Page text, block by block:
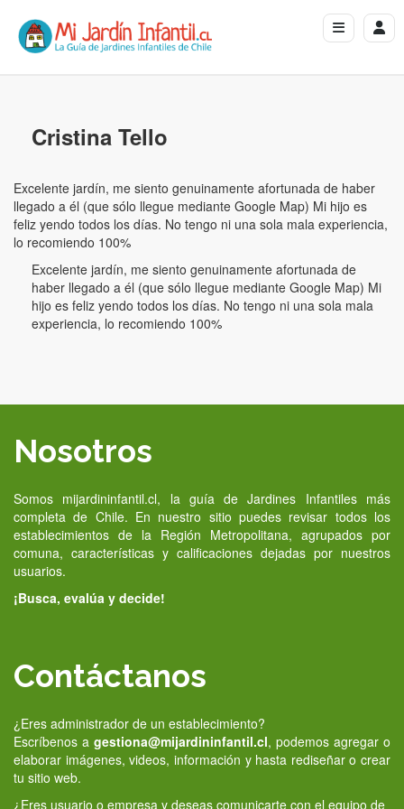
Cristina Tello
Excelente jardín, me siento genuinamente afortunada de haber
llegado a él (que sólo llegue mediante Google Map) Mi hijo es
feliz yendo todos los días. No tengo ni una sola mala experiencia,
lo recomiendo 100%
Excelente jardín, me siento genuinamente afortunada de
haber llegado a él (que sólo llegue mediante Google Map) Mi
hijo es feliz yendo todos los días. No tengo ni una sola mala
experiencia, lo recomiendo 100%
Nosotros
Somos mijardininfantil.cl, la guía de Jardines Infantiles más
completa de Chile. En nuestro sitio puedes revisar todos los
establecimientos de la Región Metropolitana, agrupados por
comuna, características y calificaciones dejadas por nuestros
usuarios.
¡Busca, evalúa y decide!
Contáctanos
¿Eres administrador de un establecimiento?
Escríbenos a gestiona@mijardininfantil.cl, podemos agregar o
elaborar imágenes, videos, información y hasta rediseñar o crear
tu sitio web.
¿Eres usuario o empresa y deseas comunicarte con el equipo de